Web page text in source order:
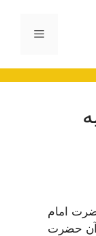
فهرست
امام
آن حضرت